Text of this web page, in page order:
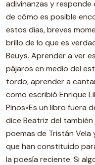
adivinanzas y
de cómo es posible
estos días, breves
brillo de lo que es
Beuys. Aprender a ver
pájaros en medio del
tordo, aprender a
como escribió Enrique
Pinos«Es un libro fuera
dice Beatriz del también
poemas de Tristán Vela
que han constituido
la poesía reciente. Si